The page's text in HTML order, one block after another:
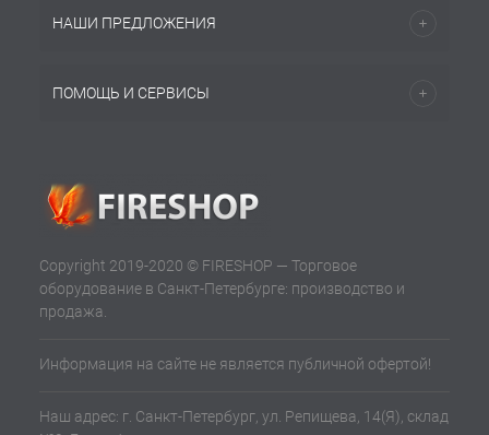
НАШИ ПРЕДЛОЖЕНИЯ
ПОМОЩЬ И СЕРВИСЫ
Copyright 2019-2020 © FIRESHOP — Торговое
оборудование в Санкт-Петербурге: производство и
продажа.
Информация на сайте не является публичной офертой!
Наш адрес: г. Санкт-Петербург, ул. Репищева, 14(Я), склад